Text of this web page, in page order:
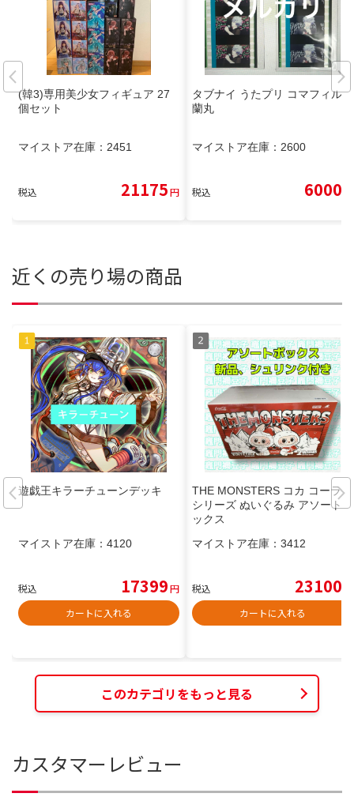
(韓3)専用美少女フィギュア 27
個セット
マイストア在庫： 2451
税込 21175円
タブナイ うたプリ コマフィルム
蘭丸
マイストア在庫： 2600
税込 6000
近くの売り場の商品
遊戯王キラーチューンデッキ
マイストア在庫： 4120
税込 17399円
カートに入れる
THE MONSTERS コカ コーラ
シリーズ ぬいぐるみ アソートボ
ックス
マイストア在庫： 3412
税込 23100
カートに入れる
このカテゴリをもっと見る
カスタマーレビュー